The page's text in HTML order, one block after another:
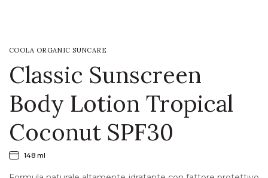
COOLA ORGANIC SUNCARE
Classic Sunscreen
Body Lotion Tropical
Coconut SPF30
148 ml